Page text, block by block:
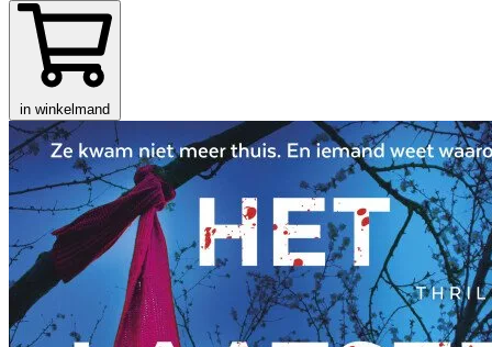
in winkelmand